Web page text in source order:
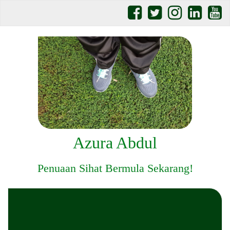
Azura Abdul
Penuaan Sihat Bermula Sekarang!